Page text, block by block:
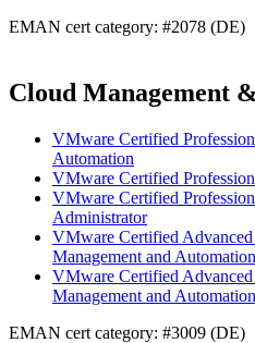
EMAN cert category: #2078 (DE)
Cloud Management
VMware Certified
Automation
VMware Certified
VMware Certified
Administrator
VMware Certified
Management and
VMware Certified
Management and
EMAN cert category: #3009 (DE)